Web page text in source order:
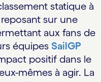
statique à
sur une
aux fans de
équipes SailGP
positif dans le
mêmes à agir. La